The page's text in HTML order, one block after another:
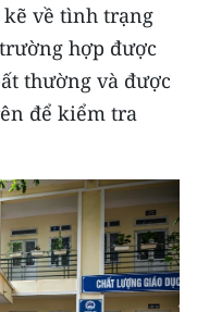
về tình trạng
hợp được
thường và được
để kiểm tra